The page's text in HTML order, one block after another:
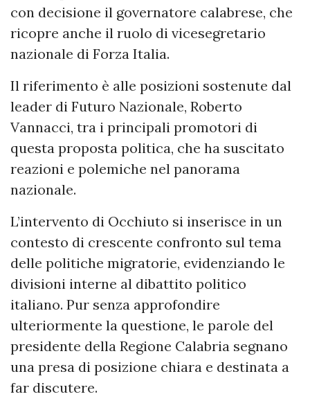
con decisione il governatore calabrese, che
ricopre anche il ruolo di vicesegretario
nazionale di Forza Italia.
Il riferimento è alle posizioni sostenute dal
leader di Futuro Nazionale, Roberto
Vannacci, tra i principali promotori di
questa proposta politica, che ha suscitato
reazioni e polemiche nel panorama
nazionale.
L’intervento di Occhiuto si inserisce in un
contesto di crescente confronto sul tema
delle politiche migratorie, evidenziando le
divisioni interne al dibattito politico
italiano. Pur senza approfondire
ulteriormente la questione, le parole del
presidente della Regione Calabria segnano
una presa di posizione chiara e destinata a
far discutere.